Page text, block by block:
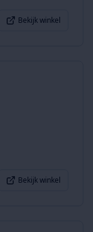
Bekijk winkel
Bekijk winkel